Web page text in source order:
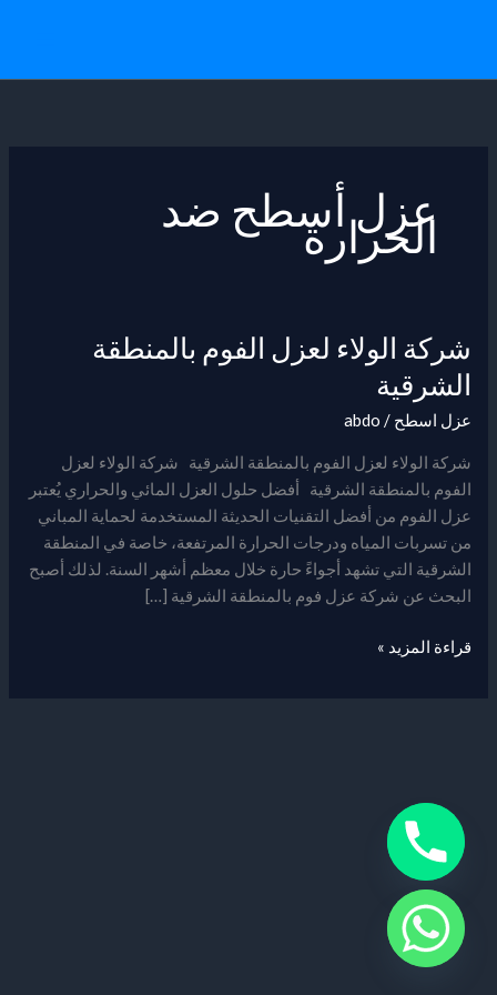
عزل أسطح ضد
الحرارة
شركة الولاء لعزل الفوم بالمنطقة
الشرقية
عزل اسطح /
abdo
شركة الولاء لعزل الفوم بالمنطقة الشرقية شركة الولاء لعزل
الفوم بالمنطقة الشرقية أفضل حلول العزل المائي والحراري يُعتبر
عزل الفوم من أفضل التقنيات الحديثة المستخدمة لحماية المباني
من تسربات المياه ودرجات الحرارة المرتفعة، خاصة في المنطقة
الشرقية التي تشهد أجواءً حارة خلال معظم أشهر السنة. لذلك أصبح
البحث عن شركة عزل فوم بالمنطقة الشرقية […]
شركة
الولاء
لعزل
الفوم
الشرقية
قراءة المزيد »